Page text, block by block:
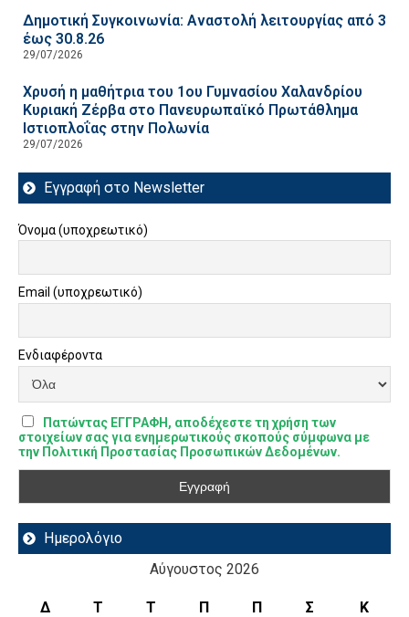
Δημοτική Συγκοινωνία: Αναστολή λειτουργίας από 3
έως 30.8.26
29/07/2026
Χρυσή η μαθήτρια του 1ου Γυμνασίου Χαλανδρίου
Κυριακή Ζέρβα στο Πανευρωπαϊκό Πρωτάθλημα
Ιστιοπλοΐας στην Πολωνία
29/07/2026
Εγγραφή στο Newsletter
Όνομα (υποχρεωτικό)
Email (υποχρεωτικό)
Ενδιαφέροντα
Πατώντας ΕΓΓΡΑΦΗ, αποδέχεστε τη χρήση των
στοιχείων σας για ενημερωτικούς σκοπούς σύμφωνα με
την Πολιτική Προστασίας Προσωπικών Δεδομένων.
Ημερολόγιο
Αύγουστος 2026
Δ Τ Τ Π Π Σ
Κ